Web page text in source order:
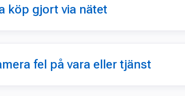
köp gjort via nätet
fel på vara eller tjänst